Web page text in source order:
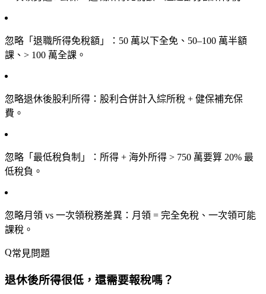
忽略「退職所得免稅額」
：50 萬以下全免、50–100 萬半額
課、> 100 萬全課。
忽略退休後股利所得 ：股利合併計入綜所稅 + 健保補充保
費。
忽略「最低稅負制」
：所得 + 海外所得 > 750 萬要算 20% 最
低稅負。
忽略月領 vs 一次領稅務差異 ：月領 = 完全免稅、一次領可能
課稅。
常見問題
退休後所得很低，還需要報稅嗎？